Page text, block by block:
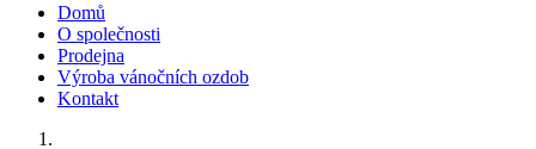
Domů
O společnosti
Prodejna
Výroba vánočních ozdob
Kontakt